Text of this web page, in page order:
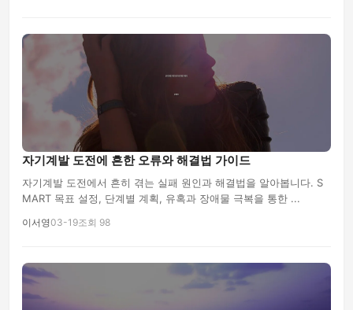
자기계발 도전에 흔한 오류와 해결법 가이드
자기계발 도전에서 흔히 겪는 실패 원인과 해결법을 알아봅니다. S
MART 목표 설정, 단계별 계획, 유혹과 장애물 극복을 통한 ...
이서영03-19조회 98